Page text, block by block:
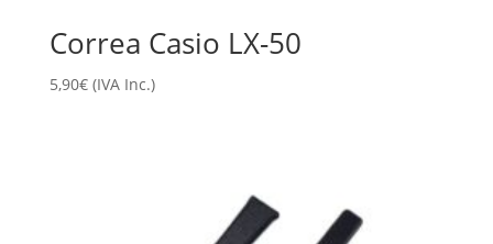
Correa Casio LX-50
5,90€ (IVA Inc.)